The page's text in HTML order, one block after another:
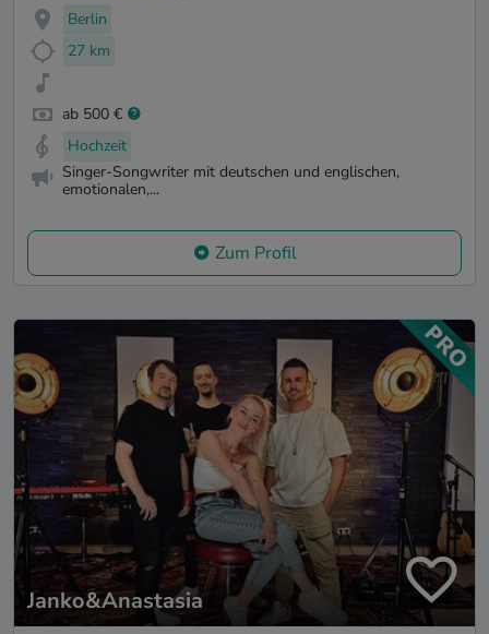
Berlin
27 km
ab 500 €
Hochzeit
Singer-Songwriter mit deutschen und englischen,
emotionalen,...
Zum Profil
Janko&Anastasia